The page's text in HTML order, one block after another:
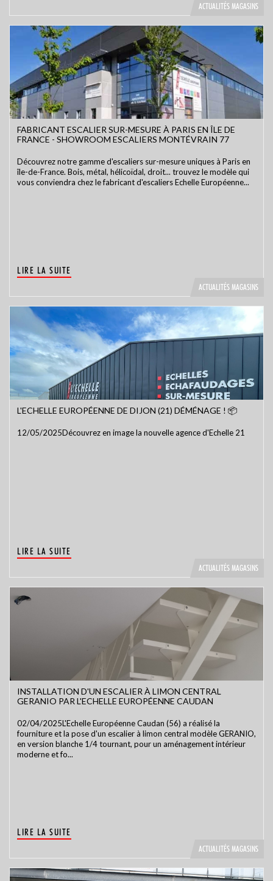
ACTUALITÉS MAGASINS
FABRICANT ESCALIER SUR-MESURE À PARIS EN ÎLE DE
FRANCE - SHOWROOM ESCALIERS MONTÉVRAIN 77
Découvrez notre gamme d'escaliers sur-mesure uniques à Paris en
île-de-France. Bois, métal, hélicoïdal, droit... trouvez le modèle qui
vous conviendra chez le fabricant d'escaliers Echelle Européenne...
LIRE LA SUITE
ACTUALITÉS MAGASINS
L'ECHELLE EUROPÉENNE DE DIJON (21) DÉMÉNAGE ! 📦
12/05/2025Découvrez en image la nouvelle agence d'Echelle 21
LIRE LA SUITE
ACTUALITÉS MAGASINS
INSTALLATION D'UN ESCALIER À LIMON CENTRAL
GERANIO PAR L'ECHELLE EUROPÉENNE CAUDAN
02/04/2025L'Echelle Européenne Caudan (56) a réalisé la
fourniture et la pose d'un escalier à limon central modèle GERANIO,
en version blanche 1/4 tournant, pour un aménagement intérieur
moderne et fo...
LIRE LA SUITE
ACTUALITÉS MAGASINS